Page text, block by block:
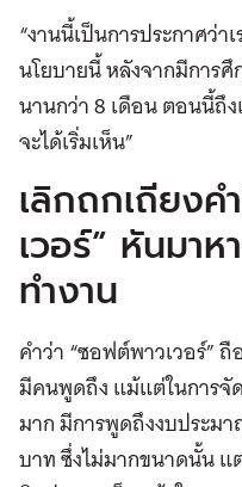
“งานนี้เป็นการประกาศว่
นโยบายนี้ หลังจากมีการ
นานกว่า 8 เดือน ตอนนี้ถึง
จะได้เริ่มเห็น”
เลิกถกเถียง
เวอร์” หันมาห
ทำงาน
คำว่า “ซอฟต์พาวเวอร์”
มีคนพูดถึง แม้แต่ในการ
มาก มีการพูดถึงงบประม
บาท ซึ่งไม่มากขนาดนั้น แ